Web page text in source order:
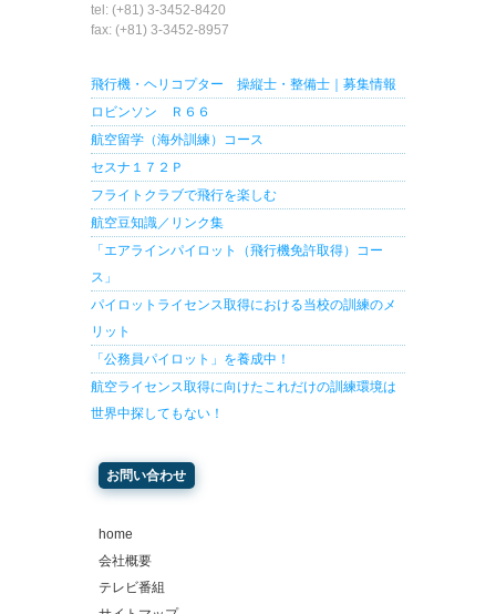
tel: (+81) 3-3452-8420
fax: (+81) 3-3452-8957
飛行機・ヘリコプター 操縦士・整備士｜募集情報
ロビンソン Ｒ６６
航空留学（海外訓練）コース
セスナ１７２Ｐ
フライトクラブで飛行を楽しむ
航空豆知識／リンク集
「エアラインパイロット（飛行機免許取得）コー
ス」
パイロットライセンス取得における当校の訓練のメ
リット
「公務員パイロット」を養成中！
航空ライセンス取得に向けたこれだけの訓練環境は
世界中探してもない！
お問い合わせ
home
会社概要
テレビ番組